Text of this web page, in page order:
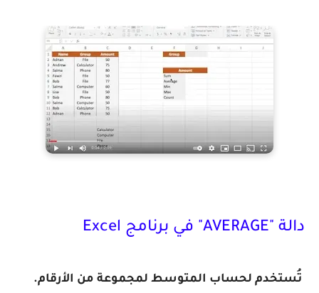
دالة "AVERAGE" في برنامج Excel
تُستخدم لحساب المتوسط ​​لمجموعة من الأرقام.